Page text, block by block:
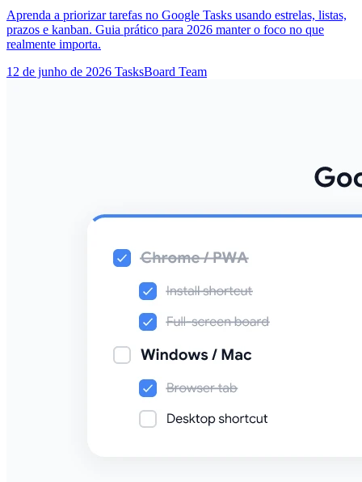
Aprenda a priorizar tarefas no Google Tasks usando estrelas, listas,
prazos e kanban. Guia prático para 2026 manter o foco no que
realmente importa.
12 de junho de 2026 TasksBoard Team